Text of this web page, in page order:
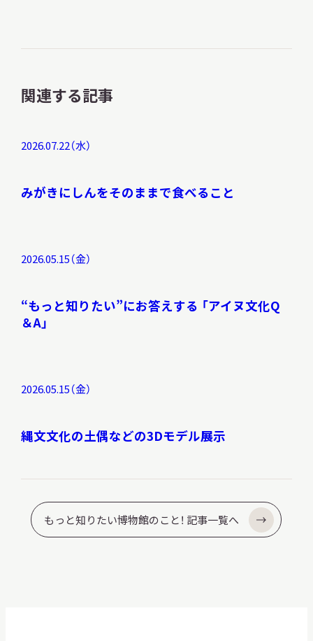
関連する記事
2026.07.22（水）
みがきにしんをそのままで食べること
2026.05.15（金）
“もっと知りたい”にお答えする 「アイヌ文化Q
＆A」
2026.05.15（金）
縄文文化の土偶などの3Dモデル展示
もっと知りたい博物館のこと！ 記事一覧へ